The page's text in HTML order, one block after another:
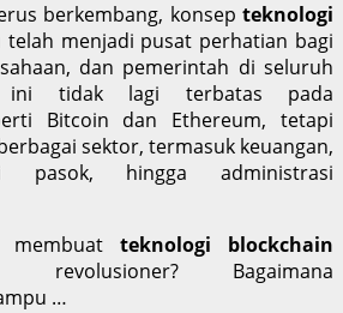
berkembang, konsep teknologi
telah menjadi pusat perhatian bagi
dan pemerintah di seluruh
ini tidak lagi terbatas pada
Bitcoin dan Ethereum, tetapi
sektor, termasuk keuangan,
pasok, hingga administrasi
membuat teknologi blockchain
Bagaimana
…